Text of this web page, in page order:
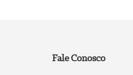
Fale Conosco